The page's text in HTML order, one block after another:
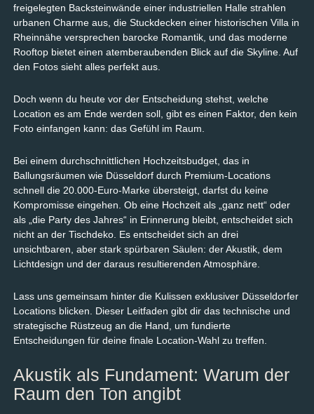
freigelegten Backsteinwände einer industriellen Halle strahlen
urbanen Charme aus, die Stuckdecken einer historischen Villa in
Rheinnähe versprechen barocke Romantik, und das moderne
Rooftop bietet einen atemberaubenden Blick auf die Skyline. Auf
den Fotos sieht alles perfekt aus.
Doch wenn du heute vor der Entscheidung stehst, welche
Location es am Ende werden soll, gibt es einen Faktor, den kein
Foto einfangen kann: das Gefühl im Raum.
Bei einem durchschnittlichen Hochzeitsbudget, das in
Ballungsräumen wie Düsseldorf durch Premium-Locations
schnell die 20.000-Euro-Marke übersteigt, darfst du keine
Kompromisse eingehen. Ob eine Hochzeit als „ganz nett“ oder
als „die Party des Jahres“ in Erinnerung bleibt, entscheidet sich
nicht an der Tischdeko. Es entscheidet sich an drei
unsichtbaren, aber stark spürbaren Säulen: der Akustik, dem
Lichtdesign und der daraus resultierenden Atmosphäre.
Lass uns gemeinsam hinter die Kulissen exklusiver Düsseldorfer
Locations blicken. Dieser Leitfaden gibt dir das technische und
strategische Rüstzeug an die Hand, um fundierte
Entscheidungen für deine finale Location-Wahl zu treffen.
Akustik als Fundament: Warum der
Raum den Ton angibt